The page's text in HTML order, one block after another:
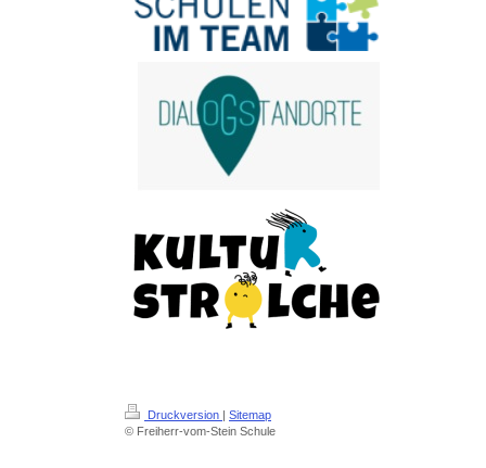
Druckversion | Sitemap
© Freiherr-vom-Stein Schule